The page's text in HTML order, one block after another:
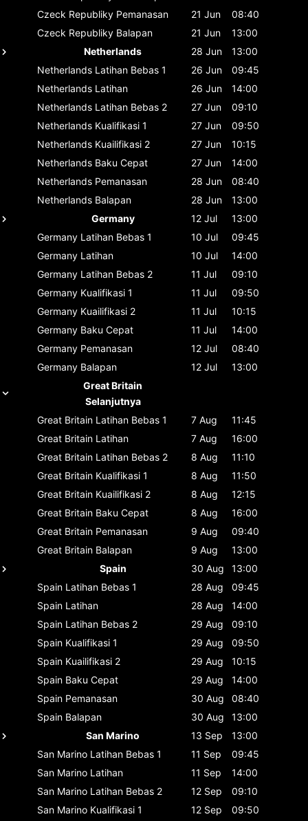
Czeck Republiky Pemanasan 21 Jun
08:40
Czeck Republiky Balapan 21 Jun
13:00
Netherlands
28 Jun
13:00
Netherlands Latihan Bebas 1 26 Jun
09:45
Netherlands Latihan 26 Jun
14:00
Netherlands Latihan Bebas 2 27 Jun
09:10
Netherlands Kualifikasi 1 27 Jun
09:50
Netherlands Kuailifikasi 2 27 Jun
10:15
Netherlands Baku Cepat 27 Jun
14:00
Netherlands Pemanasan 28 Jun
08:40
Netherlands Balapan 28 Jun
13:00
Germany
12 Jul
13:00
Germany Latihan Bebas 1 10 Jul
09:45
Germany Latihan 10 Jul
14:00
Germany Latihan Bebas 2 11 Jul
09:10
Germany Kualifikasi 1 11 Jul
09:50
Germany Kuailifikasi 2 11 Jul
10:15
Germany Baku Cepat 11 Jul
14:00
Germany Pemanasan 12 Jul
08:40
Germany Balapan 12 Jul
13:00
Great Britain
Selanjutnya
Great Britain Latihan Bebas 1 7 Aug
11:45
Great Britain Latihan 7 Aug
16:00
Great Britain Latihan Bebas 2 8 Aug
11:10
Great Britain Kualifikasi 1 8 Aug
11:50
Great Britain Kuailifikasi 2 8 Aug
12:15
Great Britain Baku Cepat 8 Aug
16:00
Great Britain Pemanasan 9 Aug
09:40
Great Britain Balapan 9 Aug
13:00
Spain
30 Aug
13:00
Spain Latihan Bebas 1 28 Aug
09:45
Spain Latihan 28 Aug
14:00
Spain Latihan Bebas 2 29 Aug
09:10
Spain Kualifikasi 1 29 Aug
09:50
Spain Kuailifikasi 2 29 Aug
10:15
Spain Baku Cepat 29 Aug
14:00
Spain Pemanasan 30 Aug
08:40
Spain Balapan 30 Aug
13:00
San Marino
13 Sep
13:00
San Marino Latihan Bebas 1 11 Sep
09:45
San Marino Latihan 11 Sep
14:00
San Marino Latihan Bebas 2 12 Sep
09:10
San Marino Kualifikasi 1 12 Sep
09:50